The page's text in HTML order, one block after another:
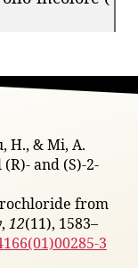
H., & Mi, A.
and (S)-2-
from
, 12(11), 1583–
3